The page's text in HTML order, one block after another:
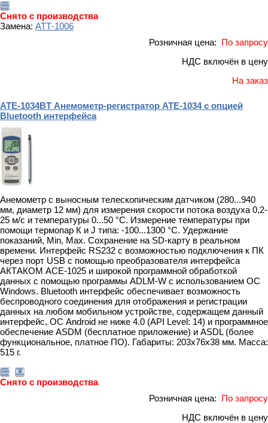
Снято с производства
Замена: АТТ-1006
Розничная цена: По запросу
НДС включён в цену
На заказ
АТЕ-1034BT Анемометр-регистратор АТЕ-1034 с опцией
Bluetooth интерфейса
Анемометр с выносным телескопическим датчиком (280...940
мм, диаметр 12 мм) для измерения скорости потока воздуха 0,2-
25 м/с и температуры 0...50 °С. Измерение температуры при
помощи термопар К и J типа: -100...1300 °С. Удержание
показаний, Min, Max. Сохранение на SD-карту в реальном
времени. Интерфейс RS232 с возможностью подключения к ПК
через порт USB с помощью преобразователя интерфейса
АКТАКОМ АСЕ-1025 и широкой программной обработкой
данных с помощью программы ADLM-W с использованием ОС
Windows. Bluetooth интерфейс обеспечивает возможность
беспроводного соединения для отображения и регистрации
данных на любом мобильном устройстве, содержащем данный
интерфейс, ОС Android не ниже 4.0 (API Level: 14) и программное
обеспечение ASDM (бесплатное приложение) и ASDL (более
функциональное, платное ПО). Габариты: 203х76х38 мм. Масса:
515 г.
Снято с производства
Розничная цена: По запросу
НДС включён в цену